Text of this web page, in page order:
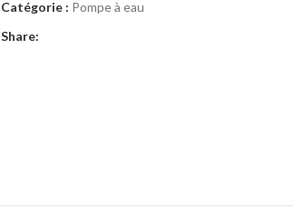
Catégorie : Pompe à eau
Share: